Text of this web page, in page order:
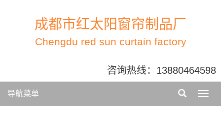
成都市红太阳窗帘制品厂
Chengdu red sun curtain factory
咨询热线： 13880464598
导航菜单